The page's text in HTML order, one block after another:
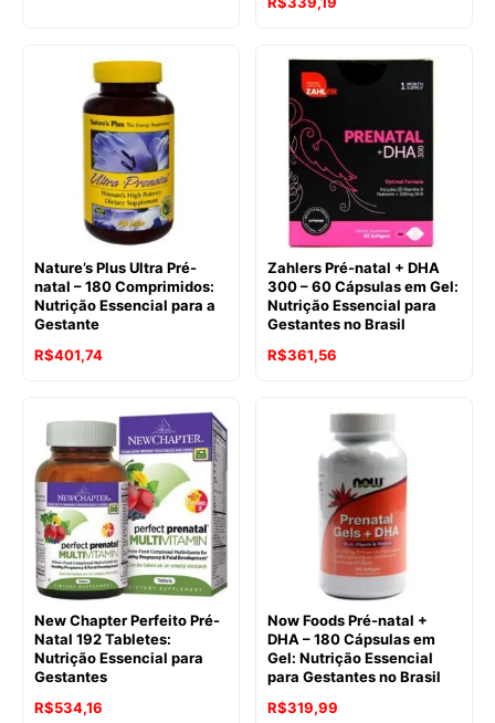
Nature’s Plus Ultra Pré-
natal – 180 Comprimidos:
Nutrição Essencial para a
Gestante
R$401,74
Zahlers Pré-natal + DHA
300 – 60 Cápsulas em Gel:
Nutrição Essencial para
Gestantes no Brasil
R$361,56
New Chapter Perfeito Pré-
Natal 192 Tabletes:
Nutrição Essencial para
Gestantes
R$534,16
Now Foods Pré-natal +
DHA – 180 Cápsulas em
Gel: Nutrição Essencial
para Gestantes no Brasil
R$319,99